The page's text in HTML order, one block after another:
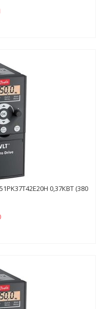
0,37КВТ (380